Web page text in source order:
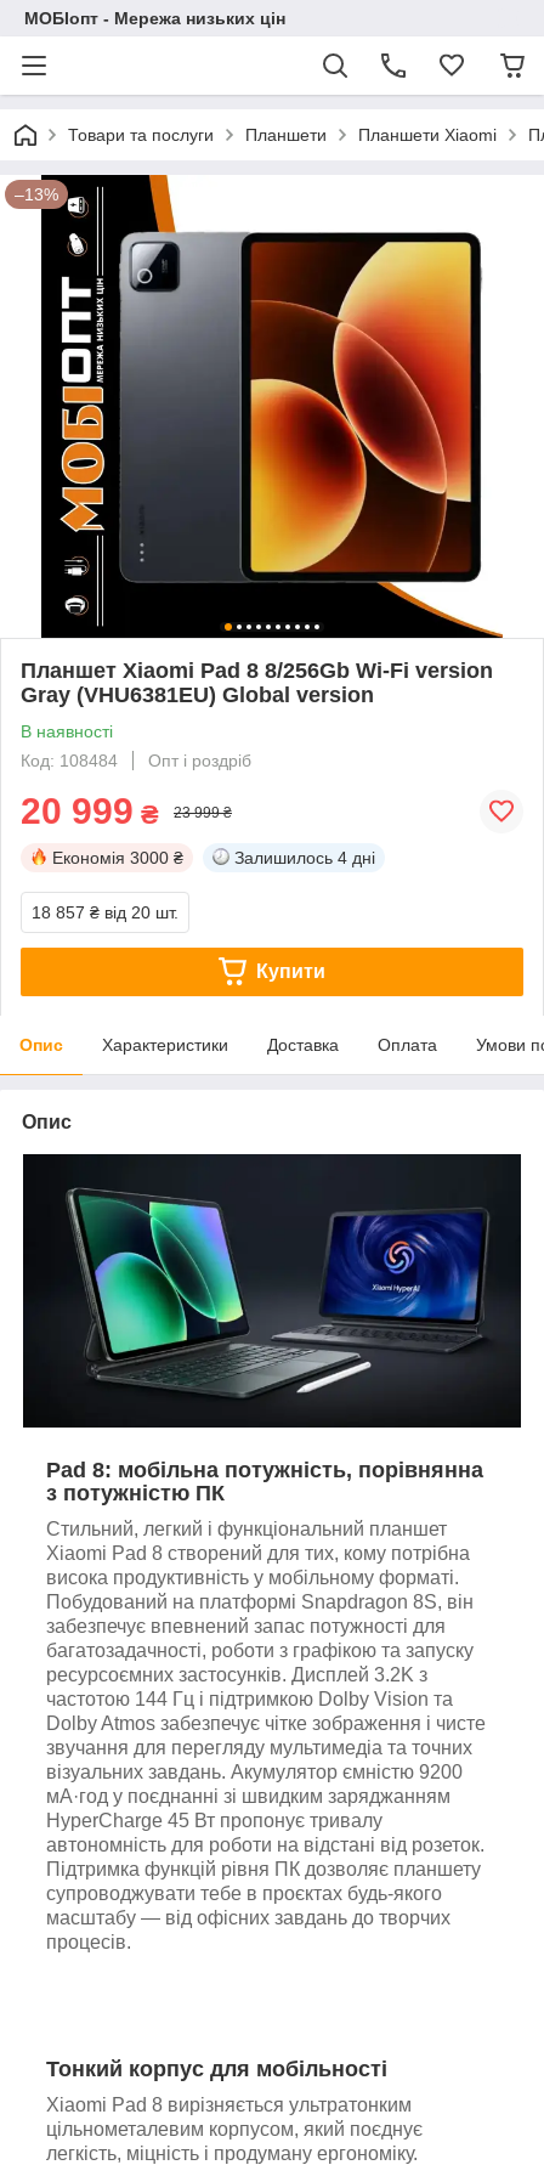
МОБІопт - Мережа низьких цін
Товари та послуги Планшети Планшети Xiaomi
–13%
Планшет Xiaomi Pad 8 8/256Gb Wi-Fi version
Gray (VHU6381EU) Global version
В наявності
Код: 108484
Опт і роздріб
20 999 ₴ 23 999 ₴
Економія 3000 ₴ Залишилось 4 дні
18 857 ₴ від 20 шт.
Купити
Опис Характеристики Доставка Оплата Умови
Опис
Pad 8: мобільна потужність, порівнянна
з потужністю ПК
Стильний, легкий і функціональний планшет
Xiaomi Pad 8 створений для тих, кому потрібна
висока продуктивність у мобільному форматі.
Побудований на платформі Snapdragon 8S, він
забезпечує впевнений запас потужності для
багатозадачності, роботи з графікою та запуску
ресурсоємних застосунків. Дисплей 3.2K з
частотою 144 Гц і підтримкою Dolby Vision та
Dolby Atmos забезпечує чітке зображення і чисте
звучання для перегляду мультимедіа та точних
візуальних завдань. Акумулятор ємністю 9200
мА·год у поєднанні зі швидким заряджанням
HyperCharge 45 Вт пропонує тривалу
автономність для роботи на відстані від розеток.
Підтримка функцій рівня ПК дозволяє планшету
супроводжувати тебе в проєктах будь-якого
масштабу — від офісних завдань до творчих
процесів.
Тонкий корпус для мобільності
Xiaomi Pad 8 вирізняється ультратонким
цільнометалевим корпусом, який поєднує
легкість, міцність і продуману ергономіку.